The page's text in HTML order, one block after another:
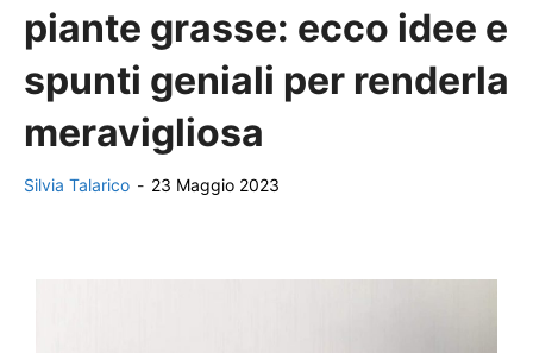
piante grasse: ecco idee e
spunti geniali per renderla
meravigliosa
Silvia Talarico - 23 Maggio 2023